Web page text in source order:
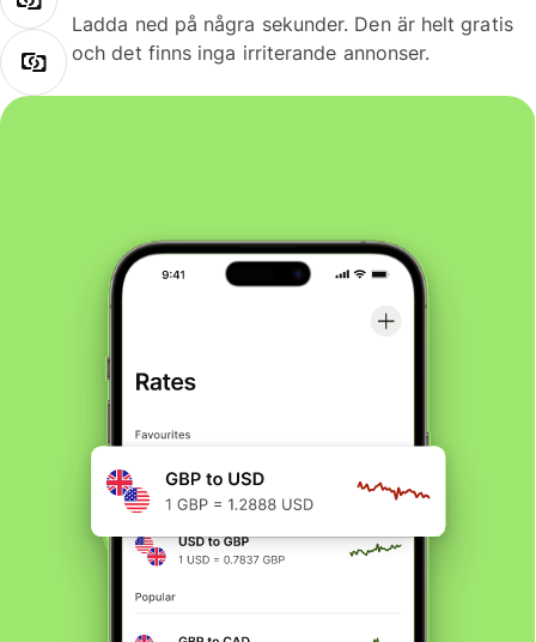
Ladda ned på några sekunder. Den är helt gratis
och det finns inga irriterande annonser.